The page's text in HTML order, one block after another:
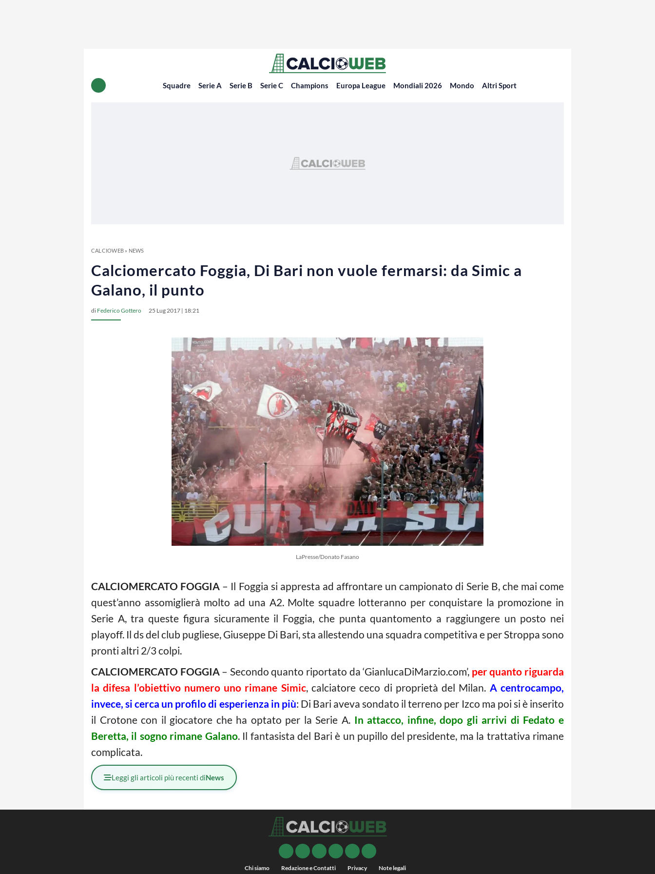
Squadre Serie A Serie B Serie C Champions Europa League Mondiali 2026 Mondo Altri Sport
CALCIOWEB» NEWS
Calciomercato Foggia, Di Bari non vuole fermarsi: da Simic a
Galano, il punto
di Federico Gottero 25 Lug 2017 | 18:21
LaPresse/Donato Fasano
CALCIOMERCATO FOGGIA – Il Foggia si appresta ad affrontare un campionato di Serie B, che mai come
quest’anno assomiglierà molto ad una A2. Molte squadre lotteranno per conquistare la promozione in
Serie A, tra queste figura sicuramente il Foggia, che punta quantomento a raggiungere un posto nei
playoff. Il ds del club pugliese, Giuseppe Di Bari, sta allestendo una squadra competitiva e per Stroppa sono
pronti altri 2/3 colpi.
CALCIOMERCATO FOGGIA– Secondo quanto riportato da ‘GianlucaDiMarzio.com’, per quanto riguarda
la difesa l’obiettivo numero uno rimane Simic, calciatore ceco di proprietà del Milan. A centrocampo,
invece, si cerca un profilo di esperienza in più: Di Bari aveva sondato il terreno per Izco ma poi si è inserito
il Crotone con il giocatore che ha optato per la Serie A. In attacco, infine, dopo gli arrivi di Fedato e
Beretta, il sogno rimane Galano. Il fantasista del Bari è un pupillo del presidente, ma la trattativa rimane
complicata.
Leggi gli articoli più recenti diNews
Chi siamo Redazione e Contatti Privacy Note legali